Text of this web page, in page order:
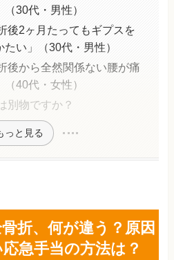
30代・男性）
後2ヶ月たってもギプスを
い」（30代・男性）
後から全然関係ない腰が痛
40代・女性）
別物ですか？
っと見る
折、何が違う？原因
急手当の方法は？